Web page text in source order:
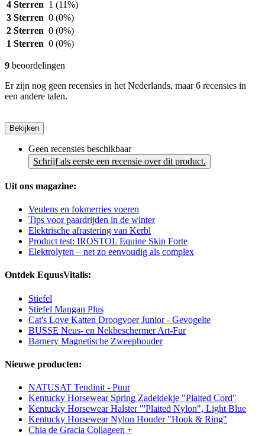
4 Sterren 1 (11%)
3 Sterren 0 (0%)
2 Sterren 0 (0%)
1 Sterren 0 (0%)
9 beoordelingen
Er zijn nog geen recensies in het Nederlands, maar 6 recensies in
een andere talen.
Bekijken
Geen recensies beschikbaar
Schrijf als eerste een recensie over dit product.
Uit ons magazine:
Veulens en fokmerries voeren
Tips voor paardrijden in de winter
Elektrische afrastering van Kerbl
Product test: IROSTOL Equine Skin Forte
Elektrolyten – net zo eenvoudig als complex
Ontdek EquusVitalis:
Stiefel
Stiefel Mangan Plus
Cat's Love Katten Droogvoer Junior - Gevogelte
BUSSE Neus- en Nekbeschermer Art-Fur
Barnery Magnetische Zweephouder
Nieuwe producten:
NATUSAT Tendinit - Puur
Kentucky Horsewear Spring Zadeldekje "Plaited Cord"
Kentucky Horsewear Halster "'Plaited Nylon", Light Blue
Kentucky Horsewear Nylon Houder "Hook & Ring"
Chia de Gracia Collageen +